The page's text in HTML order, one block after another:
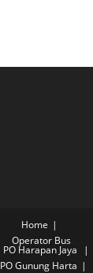
Home
Operator Bus
PO Harapan Jaya
PO Gunung Harta